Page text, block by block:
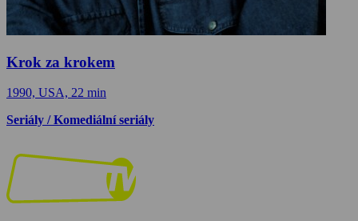
Krok za krokem
1990, USA, 22 min
Seriály / Komediální seriály